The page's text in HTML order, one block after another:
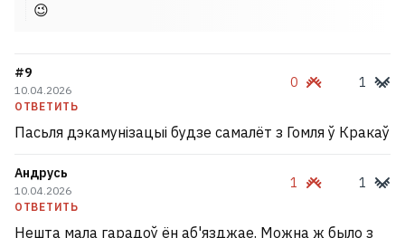
😉
#9
10.04.2026
ОТВЕТИТЬ
0 1
Пасьля дэкамунізацыі будзе самалёт з Гомля ў Кракаў
Андрусь
10.04.2026
ОТВЕТИТЬ
1 1
Нешта мала гарадоў ён аб'язджае. Можна ж было з